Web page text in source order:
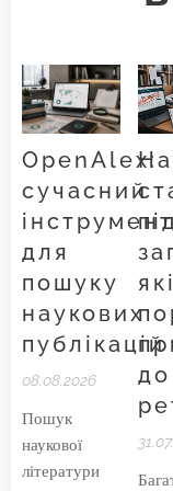
OpenAlex:
сучасний
інструмент
для
пошуку
наукових
публікацій
08.08.2026
Пошук
наукової
літератури
які
до